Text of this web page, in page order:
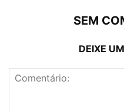
SEM
DEIXE